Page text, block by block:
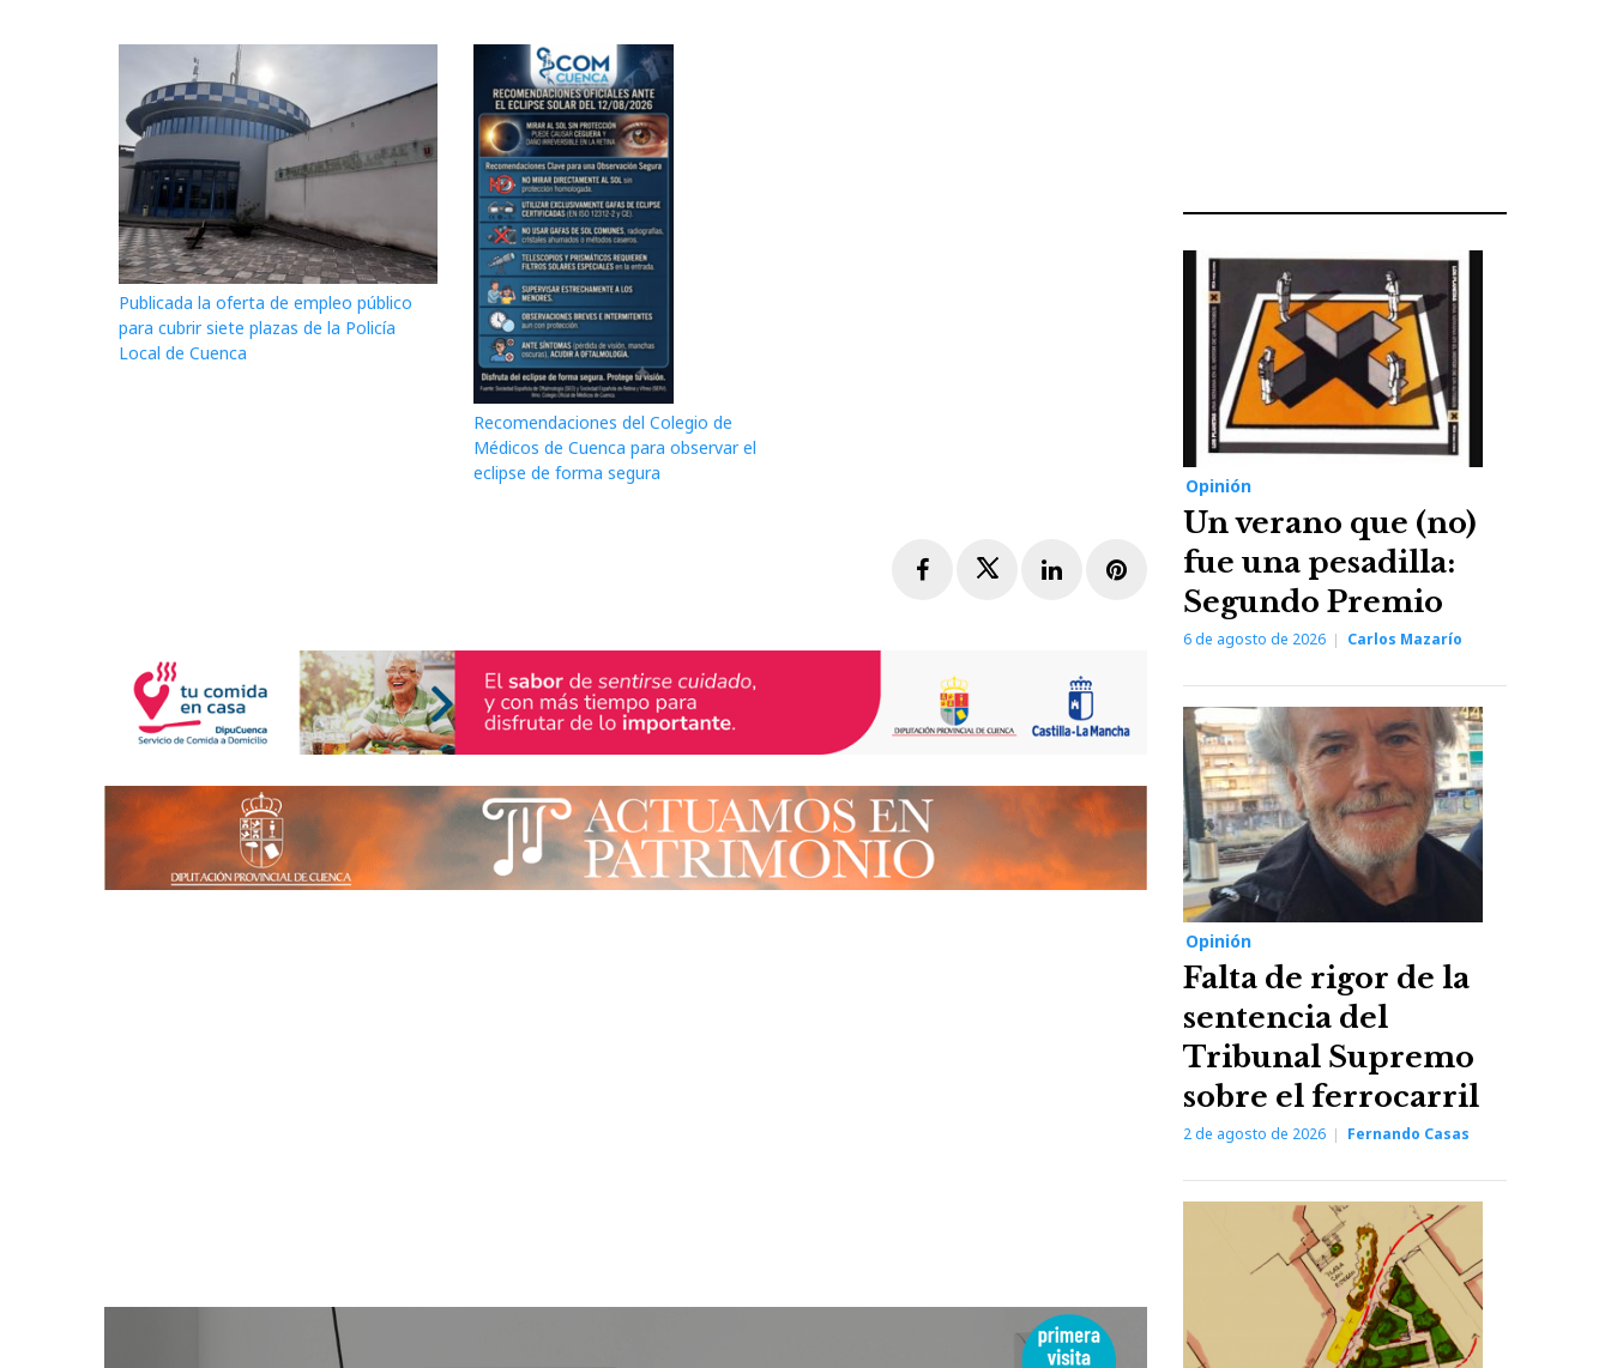
Publicada la oferta de empleo público
para cubrir siete plazas de la Policía
Local de Cuenca
Recomendaciones del Colegio de
Médicos de Cuenca para observar el
eclipse de forma segura
FacebookTwitterLinkedInPinterest
Opinión
Un verano que (no)
fue una pesadilla:
Segundo Premio
6 de agosto de 2026 Carlos Mazarío
Opinión
Falta de rigor de la
sentencia del
Tribunal Supremo
sobre el ferrocarril
2 de agosto de 2026 Fernando Casas